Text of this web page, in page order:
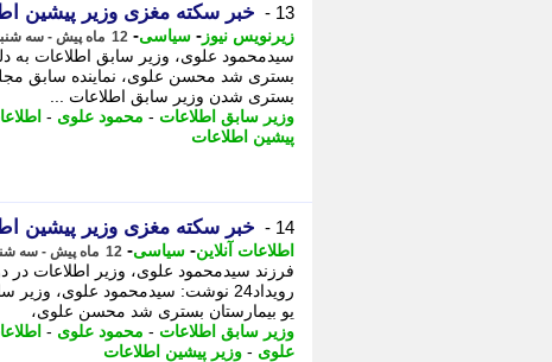
13 - خبر سکته مغزی وزیر پیشین
زیرنویس نیوز - سیاسی- 12 ماه پیش - سه شنبه 21 مرداد 1404، 03:42
سیدمحمود علوی، وزیر سابق اطلاعات
بستری شد محسن علوی، نماینده سابق
بستری شدن وزیر سابق اطلاعات ...
وزیر سابق اطلاعات - محمود علوی -
پیشین اطلاعات
14 - خبر سکته مغزی وزیر پیشین
اطلاعات آنلاین- سیاسی- 12 ماه پیش - سه شنبه 21 مرداد 1404، 03:35
فرزند سیدمحمود علوی، وزیر اطلاعات
رویداد24 نوشت: سیدمحمود علوی،
یو بیمارستان بستری شد محسن علوی،
وزیر سابق اطلاعات - محمود علوی -
علوی - وزیر پیشین اطلاعات